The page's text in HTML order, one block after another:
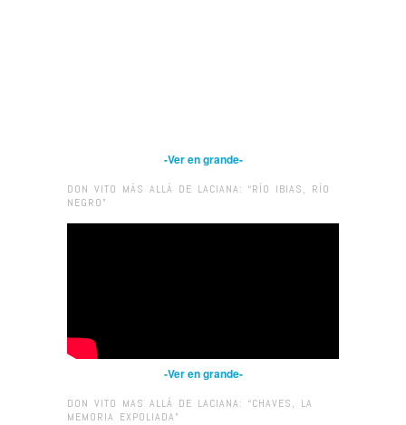
-Ver en grande-
DON VITO MÁS ALLÁ DE LACIANA: “RÍO IBIAS, RÍO
NEGRO”
-Ver en grande-
DON VITO MAS ALLÁ DE LACIANA: “CHAVES, LA
MEMORIA EXPOLIADA”